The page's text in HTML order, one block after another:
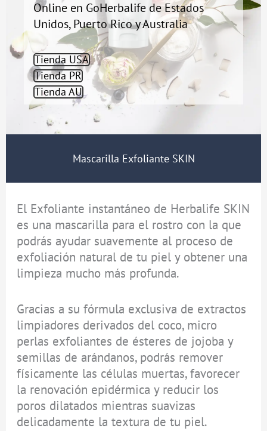
Online en GoHerbalife de Estados
Unidos, Puerto Rico y Australia
Tienda USA
Tienda PR
Tienda AU
Mascarilla Exfoliante SKIN
El Exfoliante instantáneo de Herbalife SKIN
es una mascarilla para el rostro con la que
podrás ayudar suavemente al proceso de
exfoliación natural de tu piel y obtener una
limpieza mucho más profunda.
Gracias a su fórmula exclusiva de extractos
limpiadores derivados del coco, micro
perlas exfoliantes de ésteres de jojoba y
semillas de arándanos, podrás remover
físicamente las células muertas, favorecer
la renovación epidérmica y reducir los
poros dilatados mientras suavizas
delicadamente la textura de tu piel.